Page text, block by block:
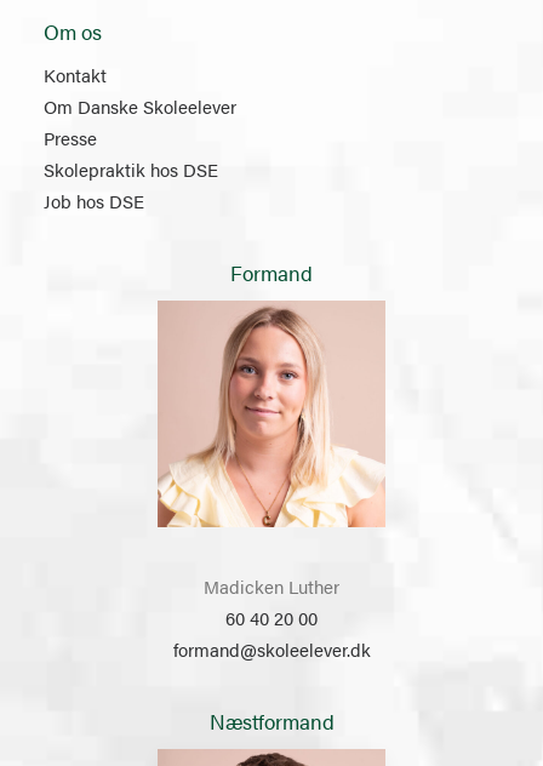
Om os
Kontakt
Om Danske Skoleelever
Presse
Skolepraktik hos DSE
Job hos DSE
Formand
Madicken Luther
60 40 20 00
formand@skoleelever.dk
Næstformand